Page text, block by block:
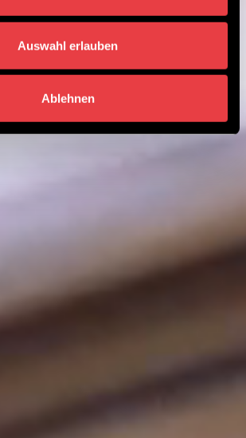
Auswahl erlauben
Ablehnen